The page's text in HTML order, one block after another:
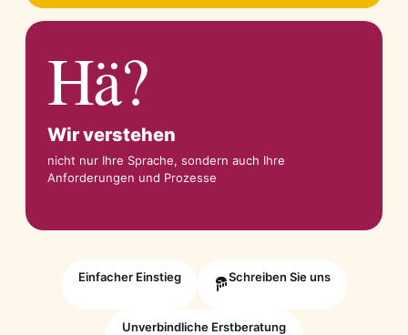
Hä?
Wir verstehen
nicht nur Ihre Sprache, sondern auch Ihre
Anforderungen und Prozesse
Einfacher Einstieg Schreiben Sie uns
Unverbindliche Erstberatung